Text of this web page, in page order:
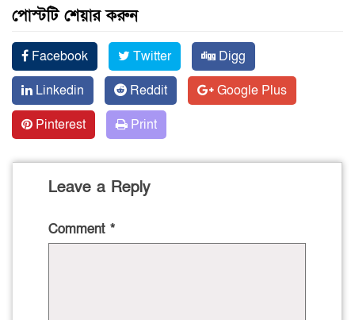
পোস্টটি শেয়ার করুন
Facebook Twitter
Digg
Linkedin
Reddit
Google Plus
Pinterest
Print
Leave a Reply
Comment *